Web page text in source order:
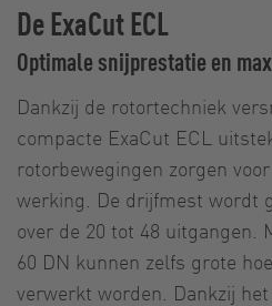
De ExaCut ECL
Optimale snijprestatie en
Dankzij de rotortechniek
compacte ExaCut ECL
rotorbewegingen zorgen
werking. De drijfmest wordt
over de 20 tot 48 uitgangen.
60 DN kunnen zelfs grote
verwerkt worden. Dankzij